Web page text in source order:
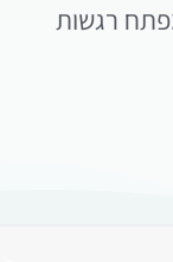
רגשות